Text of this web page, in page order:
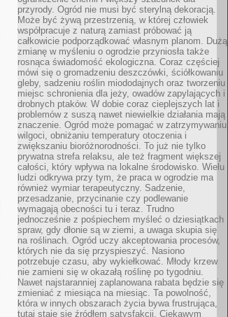
przyrody. Ogród nie musi być sterylną dekoracją.
Może być żywą przestrzenią, w której człowiek
współpracuje z naturą zamiast próbować ją
całkowicie podporządkować własnym planom. Dużą
zmianę w myśleniu o ogrodzie przyniosła także
rosnąca świadomość ekologiczna. Coraz częściej
mówi się o gromadzeniu deszczówki, ściółkowaniu
gleby, sadzeniu roślin miododajnych oraz tworzeniu
miejsc schronienia dla jeży, owadów zapylających i
drobnych ptaków. W dobie coraz cieplejszych lat i
problemów z suszą nawet niewielkie działania mają
znaczenie. Ogród może pomagać w zatrzymywaniu
wilgoci, obniżaniu temperatury otoczenia i
zwiększaniu bioróżnorodności. To już nie tylko
prywatna strefa relaksu, ale też fragment większej
całości, który wpływa na lokalne środowisko. Wielu
ludzi odkrywa przy tym, że praca w ogrodzie ma
również wymiar terapeutyczny. Sadzenie,
przesadzanie, przycinanie czy podlewanie
wymagają obecności tu i teraz. Trudno
jednocześnie z pośpiechem myśleć o dziesiątkach
spraw, gdy dłonie są w ziemi, a uwaga skupia się
na roślinach. Ogród uczy akceptowania procesów,
których nie da się przyspieszyć. Nasiono
potrzebuje czasu, aby wykiełkować. Młody krzew
nie zamieni się w okazałą roślinę po tygodniu.
Nawet najstaranniej zaplanowana rabata będzie się
zmieniać z miesiąca na miesiąc. Ta powolność,
która w innych obszarach życia bywa frustrująca,
tutaj staje się źródłem satysfakcji. Ciekawym